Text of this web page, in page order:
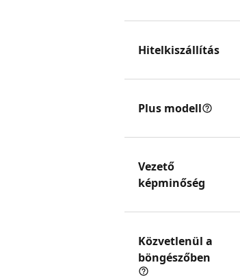
Hitelkiszállítás
Plus modell
Vezető
képminőség
Közvetlenül a
böngészőben